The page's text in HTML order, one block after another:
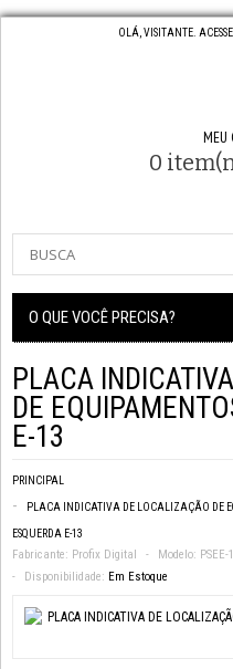
OLÁ, VISITANTE.
MEU
0
O QUE VOCÊ PRECISA?
PLACA
DE
E-13
PRINCIPAL
PLACA INDICATIVA DE LOCALIZAÇÃO DE
ESQUERDA E-13
Fabricante: Profix Digital Modelo: PSEE-
Disponibilidade: Em Estoque